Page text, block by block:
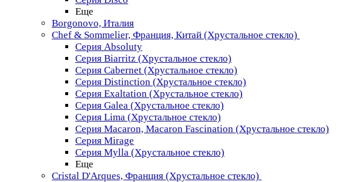
Еще
Borgonovo, Италия
Chef & Sommelier, Франция, Китай (Хрустальное стекло)
Серия Absoluty
Серия Biarritz (Хрустальное стекло)
Серия Cabernet (Хрустальное стекло)
Серия Distinction (Хрустальное стекло)
Серия Exaltation (Хрустальное стекло)
Серия Galea (Хрустальное стекло)
Серия Lima (Хрустальное стекло)
Серия Macaron, Macaron Fascination (Хрустальное стекло)
Серия Mirage
Серия Mylla (Хрустальное стекло)
Еще
Cristal D'Arques, Франция (Хрустальное стекло)